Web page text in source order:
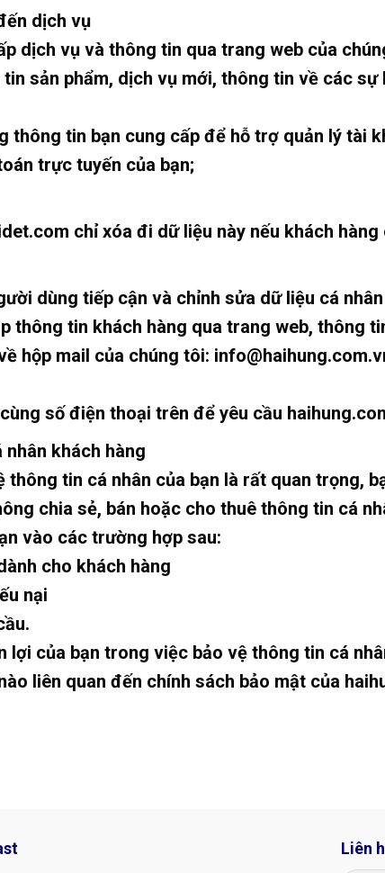
dịch vụ
dịch vụ và thông tin qua trang web của
sản phẩm, dịch vụ mới, thông tin về các
thông tin bạn cung cấp để hỗ trợ quản lý tài
trực tuyến của bạn;
chỉ xóa đi dữ liệu này nếu khách
dùng tiếp cận và chỉnh sửa dữ liệu cá
thông tin khách hàng qua trang web, thông
hộp mail của chúng tôi:
số điện thoại trên để yêu cầu
khách hàng
thông tin cá nhân của bạn là rất quan
chia sẻ, bán hoặc cho thuê thông tin cá
vào các trường hợp sau:
cho khách hàng
nại
lợi của bạn trong việc bảo vệ thông tin cá
liên quan đến chính sách bảo mật của
Liên